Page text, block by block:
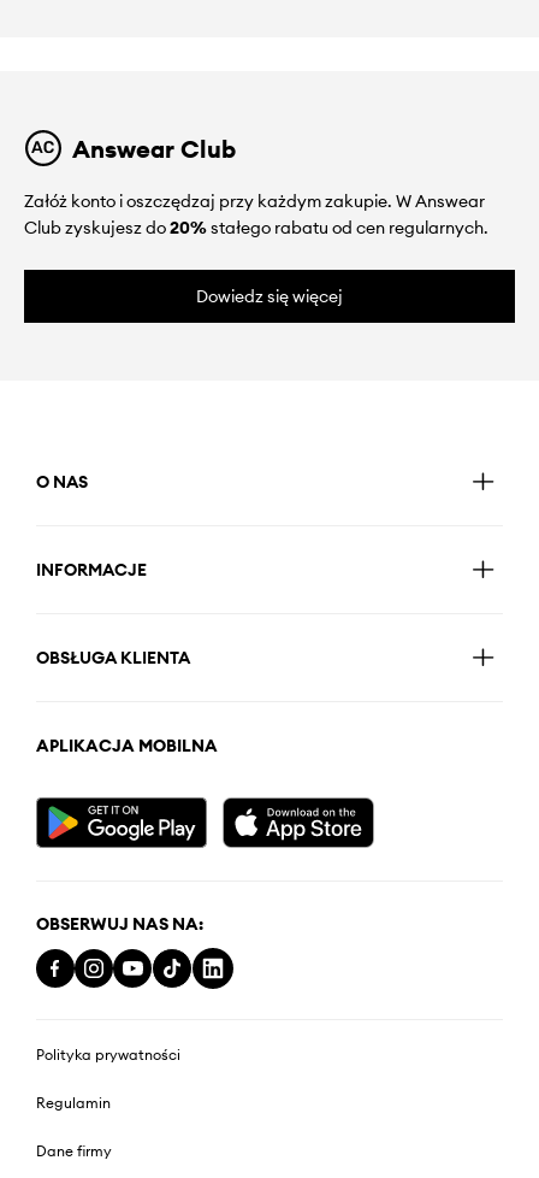
Answear Club
Załóż konto i oszczędzaj przy każdym zakupie. W Answear
Club zyskujesz do20%stałego rabatu od cen regularnych.
Dowiedz się więcej
O NAS
INFORMACJE
OBSŁUGA KLIENTA
APLIKACJA MOBILNA
OBSERWUJ NAS NA:
Polityka prywatności
Regulamin
Dane firmy